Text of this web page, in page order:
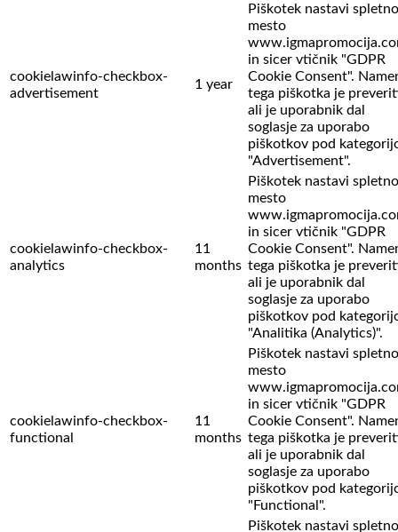
cookielawinfo-checkbox-
advertisement
1 year
Piškotek nastavi spletno
mesto
in sicer vtičnik "GDPR
Cookie Consent".
tega piškotka je
ali je uporabnik dal
soglasje za uporabo
piškotkov pod
"Advertisement".
cookielawinfo-checkbox-
analytics
11
months
Piškotek nastavi spletno
mesto
in sicer vtičnik "GDPR
Cookie Consent".
tega piškotka je
ali je uporabnik dal
soglasje za uporabo
piškotkov pod
"Analitika (Analytics)".
cookielawinfo-checkbox-
functional
11
months
Piškotek nastavi spletno
mesto
in sicer vtičnik "GDPR
Cookie Consent".
tega piškotka je
ali je uporabnik dal
soglasje za uporabo
piškotkov pod
"Functional".
Piškotek nastavi spletno